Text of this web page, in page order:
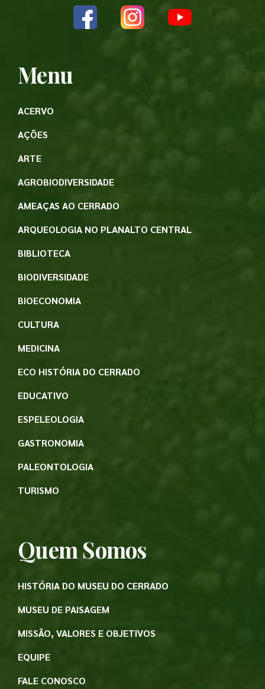
Menu
ACERVO
AÇÕES
ARTE
AGROBIODIVERSIDADE
AMEAÇAS AO CERRADO
ARQUEOLOGIA NO PLANALTO CENTRAL
BIBLIOTECA
BIODIVERSIDADE
BIOECONOMIA
CULTURA
MEDICINA
ECO HISTÓRIA DO CERRADO
EDUCATIVO
ESPELEOLOGIA
GASTRONOMIA
PALEONTOLOGIA
TURISMO
Quem Somos
HISTÓRIA DO MUSEU DO CERRADO
MUSEU DE PAISAGEM
MISSÃO, VALORES E OBJETIVOS
EQUIPE
FALE CONOSCO